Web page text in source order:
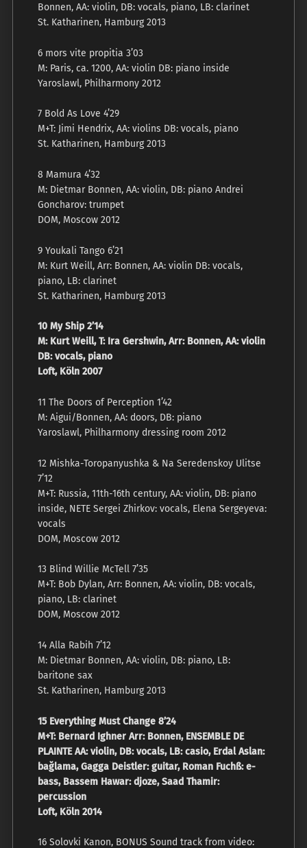
Bonnen, AA: violin, DB: vocals, piano, LB: clarinet
St. Katharinen, Hamburg 2013
6 mors vite propitia 3’03
M: Paris, ca. 1200, AA: violin DB: piano inside
Yaroslawl, Philharmony 2012
7 Bold As Love 4’29
M+T: Jimi Hendrix, AA: violins DB: vocals, piano
St. Katharinen, Hamburg 2013
8 Mamura 4’32
M: Dietmar Bonnen, AA: violin, DB: piano Andrei
Goncharov: trumpet
DOM, Moscow 2012
9 Youkali Tango 6’21
M: Kurt Weill, Arr: Bonnen, AA: violin DB: vocals,
piano, LB: clarinet
St. Katharinen, Hamburg 2013
10 My Ship 2’14
M: Kurt Weill, T: Ira Gershwin, Arr: Bonnen, AA: violin
DB: vocals, piano
Loft, Köln 2007
11 The Doors of Perception 1’42
M: Aigui/Bonnen, AA: doors, DB: piano
Yaroslawl, Philharmony dressing room 2012
12 Mishka-Toropanyushka & Na Seredenskoy Ulitse
7’12
M+T: Russia, 11th-16th century, AA: violin, DB: piano
inside, NETE Sergei Zhirkov: vocals, Elena Sergeyeva:
vocals
DOM, Moscow 2012
13 Blind Willie McTell 7’35
M+T: Bob Dylan, Arr: Bonnen, AA: violin, DB: vocals,
piano, LB: clarinet
DOM, Moscow 2012
14 Alla Rabih 7’12
M: Dietmar Bonnen, AA: violin, DB: piano, LB:
baritone sax
St. Katharinen, Hamburg 2013
15 Everything Must Change 8’24
M+T: Bernard Ighner Arr: Bonnen, ENSEMBLE DE
PLAINTE AA: violin, DB: vocals, LB: casio, Erdal Aslan:
bağlama, Gagga Deistler: guitar, Roman Fuchß: e-
bass, Bassem Hawar: djoze, Saad Thamir:
percussion
Loft, Köln 2014
16 Solovki Kanon, BONUS Sound track from video: